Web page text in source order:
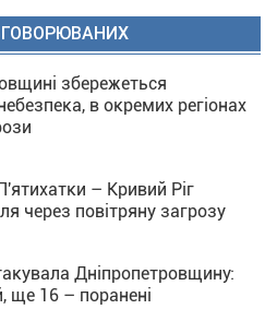
збережеться
в окремих регіонах
– Кривий Ріг
через повітряну загрозу
Дніпропетровщину:
ще 16 – поранені